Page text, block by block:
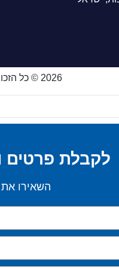
2026 © כל הזכויות שמורות ל- EX LAB
לקבלת פרטים
השאירו